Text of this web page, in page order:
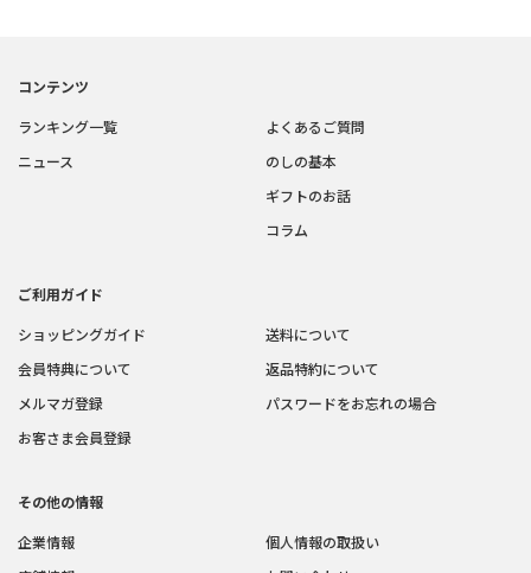
コンテンツ
ランキング一覧
ニュース
よくあるご質問
のしの基本
ギフトのお話
コラム
ご利用ガイド
ショッピングガイド
会員特典について
メルマガ登録
お客さま会員登録
送料について
返品特約について
パスワードをお忘れの場合
その他の情報
企業情報
個人情報の取扱い